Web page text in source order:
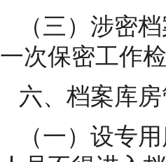
（三）涉密档
一次保密工作检
六、档案库
（一）设专用